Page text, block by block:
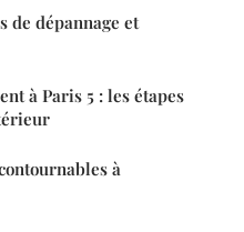
de dépannage et
à Paris 5 : les étapes
à